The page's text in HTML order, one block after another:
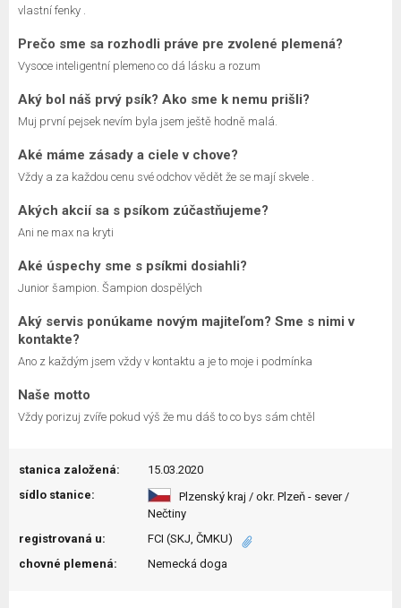
vlastní fenky .
Prečo sme sa rozhodli práve pre zvolené plemená?
Vysoce inteligentní plemeno co dá lásku a rozum
Aký bol náš prvý psík? Ako sme k nemu prišli?
Muj první pejsek nevím byla jsem ještě hodně malá.
Aké máme zásady a ciele v chove?
Vždy a za každou cenu své odchov vědět že se mají skvele .
Akých akcií sa s psíkom zúčastňujeme?
Ani ne max na kryti
Aké úspechy sme s psíkmi dosiahli?
Junior šampion. Šampion dospělých
Aký servis ponúkame novým majiteľom? Sme s nimi v
kontakte?
Ano z každým jsem vždy v kontaktu a je to moje i podmínka
Naše motto
Vždy porizuj zvíře pokud výš že mu dáš to co bys sám chtěl
stanica založená:
15.03.2020
sídlo stanice:
Plzenský kraj / okr. Plzeň - sever /
Nečtiny
registrovaná u:
FCI (SKJ, ČMKU)
chovné plemená:
Nemecká doga